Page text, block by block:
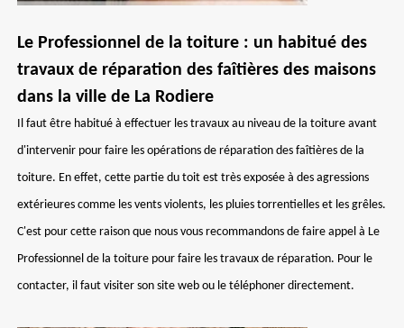
Le Professionnel de la toiture : un habitué des
travaux de réparation des faîtières des maisons
dans la ville de La Rodiere
Il faut être habitué à effectuer les travaux au niveau de la toiture avant
d'intervenir pour faire les opérations de réparation des faîtières de la
toiture. En effet, cette partie du toit est très exposée à des agressions
extérieures comme les vents violents, les pluies torrentielles et les grêles.
C'est pour cette raison que nous vous recommandons de faire appel à Le
Professionnel de la toiture pour faire les travaux de réparation. Pour le
contacter, il faut visiter son site web ou le téléphoner directement.